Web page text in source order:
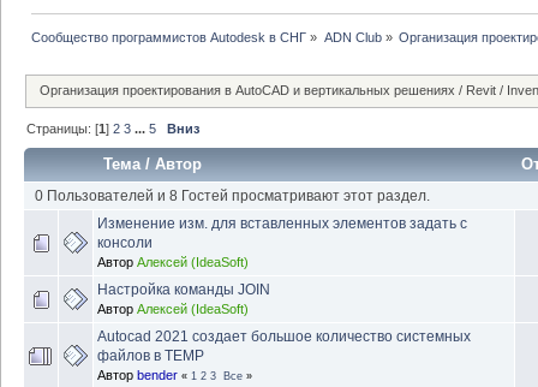
Сообщество программистов Autodesk в СНГ » ADN Club» Организация
Организация проектирования в AutoCAD и вертикальных решениях / Revit /
Страницы: [1]2 3 ...5 Вниз
Тема /Автор
0 Пользователей и 8 Гостей просматривают этот раздел.
Изменение изм. для вставленных элементов задать с
консоли
Автор Алексей (IdeaSoft)
Настройка команды JOIN
Автор Алексей (IdeaSoft)
Autocad 2021 создает большое количество системных
файлов в TEMP
Автор bender « 1 2 3 Все »